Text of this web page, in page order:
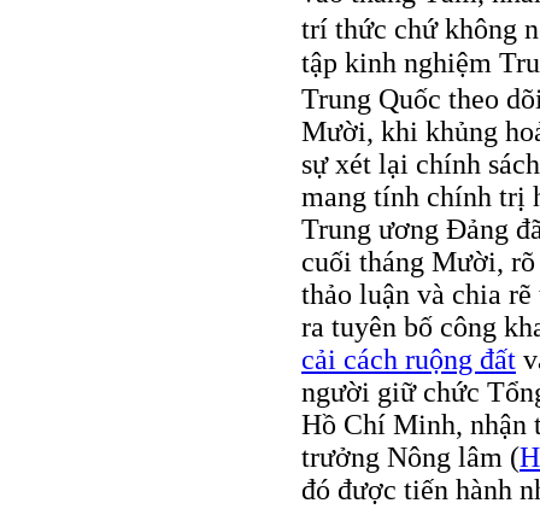
trí thức chứ không
tập kinh nghiệm
Trung Quốc theo
Mười, khi khủng
sự xét lại chính
mang tính chính trị
Trung ương Đảng
cuối tháng Mười, rõ
thảo luận và chia
ra tuyên bố công
cải cách ruộng đất
người giữ chức
Hồ Chí Minh, nhận
trưởng Nông lâm (
đó được tiến hành